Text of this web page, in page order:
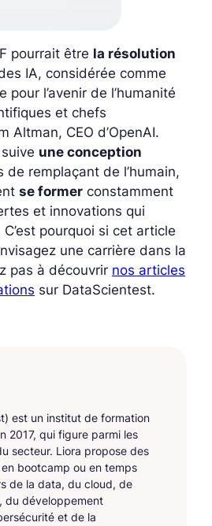
pourrait être la résolution
IA, considérée comme
l’avenir de l’humanité
et chefs
Altman, CEO d’OpenAI.
suive une conception
de remplaçant de l’humain,
se former constamment
et innovations qui
pourquoi si cet article
une carrière dans la
pas à découvrir nos articles
sur DataScientest.
est un institut de formation
2017, qui figure parmi les
secteur. Liora propose des
bootcamp ou en temps
de la data, du cloud, de
du développement
et de la